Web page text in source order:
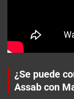
¿Se puede
Assab con